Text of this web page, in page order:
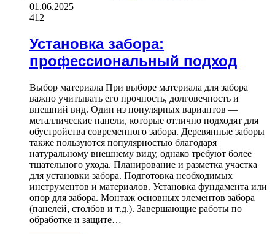
01.06.2025
412
Установка забора:
профессиональный подход
Выбор материала При выборе материала для забора
важно учитывать его прочность, долговечность и
внешний вид. Один из популярных вариантов —
металлические панели, которые отлично подходят для
обустройства современного забора. Деревянные заборы
также пользуются популярностью благодаря
натуральному внешнему виду, однако требуют более
тщательного ухода. Планирование и разметка участка
для установки забора. Подготовка необходимых
инструментов и материалов. Установка фундамента или
опор для забора. Монтаж основных элементов забора
(панелей, столбов и т.д.). Завершающие работы по
обработке и защите…